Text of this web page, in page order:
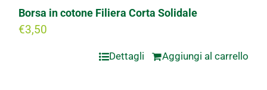
Borsa in cotone Filiera Corta Solidale
€3,50
Aggiungi al carrello
Dettagli